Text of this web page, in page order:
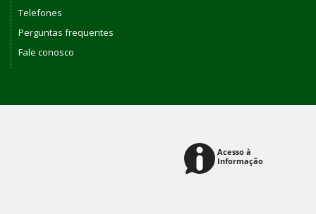
Telefones
Perguntas frequentes
Fale conosco